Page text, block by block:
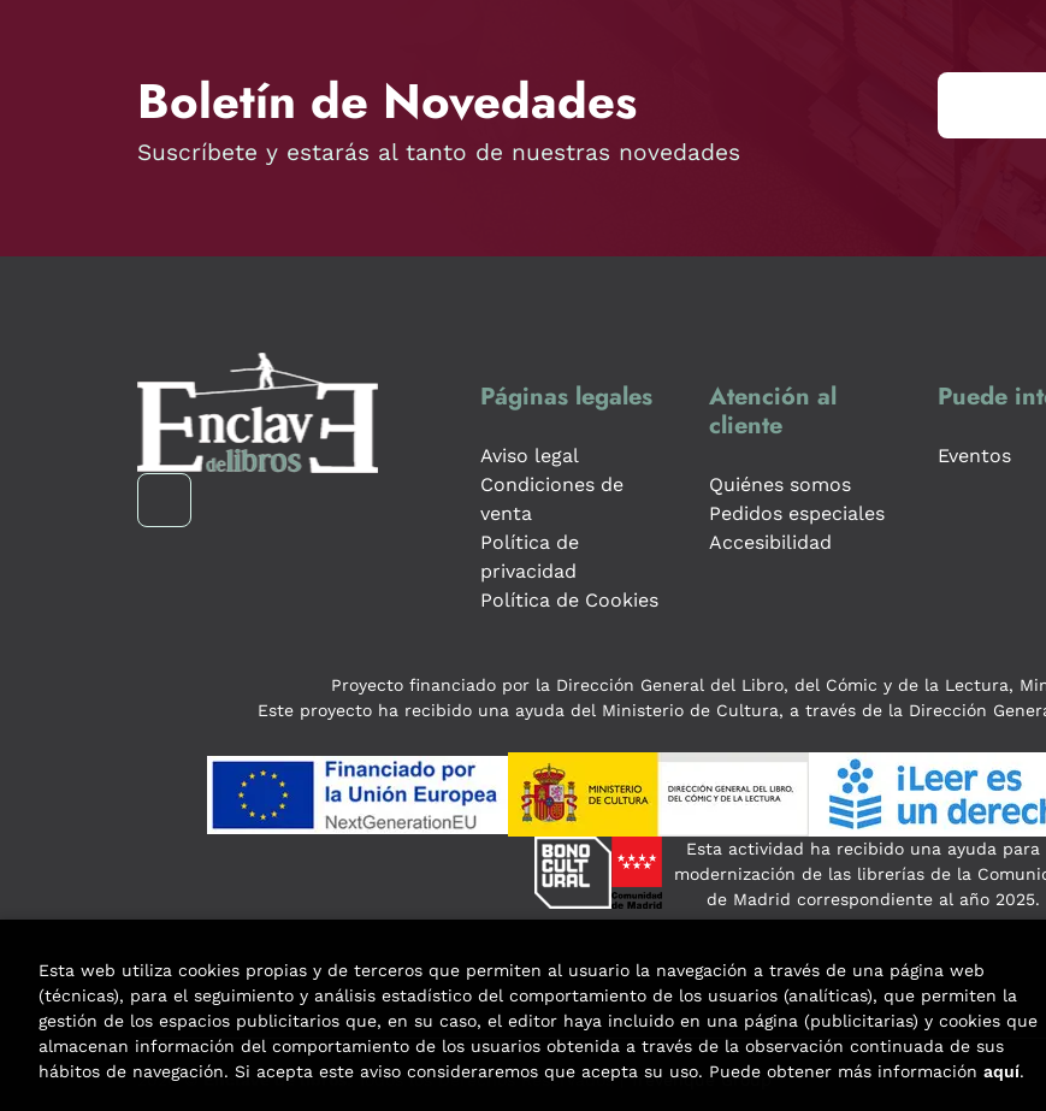
Boletín de Novedades
Suscríbete y estarás al tanto de nuestras novedades
Páginas legales
Aviso legal
Condiciones de
venta
Política de
privacidad
Política de Cookies
Atención al
cliente
Quiénes somos
Pedidos especiales
Accesibilidad
Puede
Eventos
Proyecto financiado por la Dirección General del Libro, del Cómic y de la Lectura,
Este proyecto ha recibido una ayuda del Ministerio de Cultura, a través de la Dirección
Esta actividad ha recibido una ayuda para
modernización de las librerías de la
de Madrid correspondiente al año 2025.
2026 ©Enclave de libros. Todos los Derechos Reservados |Trevenque Group
Esta web utiliza cookies propias y de terceros que permiten al usuario la navegación a través de una página web
(técnicas), para el seguimiento y análisis estadístico del comportamiento de los usuarios (analíticas), que permiten la
gestión de los espacios publicitarios que, en su caso, el editor haya incluido en una página (publicitarias) y cookies que
almacenan información del comportamiento de los usuarios obtenida a través de la observación continuada de sus
hábitos de navegación. Si acepta este aviso consideraremos que acepta su uso. Puede obtener más información aquí.